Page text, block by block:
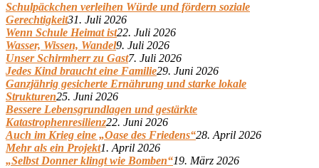
Schulpäckchen verleihen Würde und fördern soziale
Gerechtigkeit31. Juli 2026
Wenn Schule Heimat ist22. Juli 2026
Wasser, Wissen, Wandel9. Juli 2026
Unser Schirmherr zu Gast7. Juli 2026
Jedes Kind braucht eine Familie29. Juni 2026
Ganzjährig gesicherte Ernährung und starke lokale
Strukturen25. Juni 2026
Bessere Lebensgrundlagen und gestärkte
Katastrophenresilienz22. Juni 2026
Auch im Krieg eine „Oase des Friedens“28. April 2026
Mehr als ein Projekt1. April 2026
„Selbst Donner klingt wie Bomben“19. März 2026